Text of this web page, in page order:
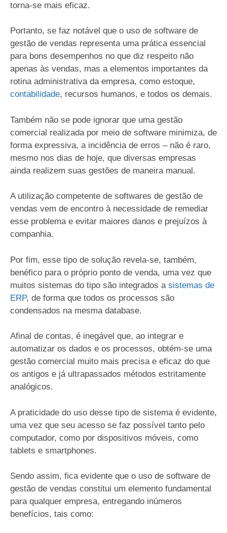
torna-se mais eficaz.
Portanto, se faz notável que o uso de software de
gestão de vendas representa uma prática essencial
para bons desempenhos no que diz respeito não
apenas às vendas, mas a elementos importantes da
rotina administrativa da empresa, como estoque,
contabilidade, recursos humanos, e todos os demais.
Também não se pode ignorar que uma gestão
comercial realizada por meio de software minimiza, de
forma expressiva, a incidência de erros – não é raro,
mesmo nos dias de hoje, que diversas empresas
ainda realizem suas gestões de maneira manual.
A utilização competente de softwares de gestão de
vendas vem de encontro à necessidade de remediar
esse problema e evitar maiores danos e prejuízos à
companhia.
Por fim, esse tipo de solução revela-se, também,
benéfico para o próprio ponto de venda, uma vez que
muitos sistemas do tipo são integrados a sistemas de
ERP, de forma que todos os processos são
condensados na mesma database.
Afinal de contas, é inegável que, ao integrar e
automatizar os dados e os processos, obtém-se uma
gestão comercial muito mais precisa e eficaz do que
os antigos e já ultrapassados métodos estritamente
analógicos.
A praticidade do uso desse tipo de sistema é evidente,
uma vez que seu acesso se faz possível tanto pelo
computador, como por dispositivos móveis, como
tablets e smartphones.
Sendo assim, fica evidente que o uso de software de
gestão de vendas constitui um elemento fundamental
para qualquer empresa, entregando inúmeros
benefícios, tais como: